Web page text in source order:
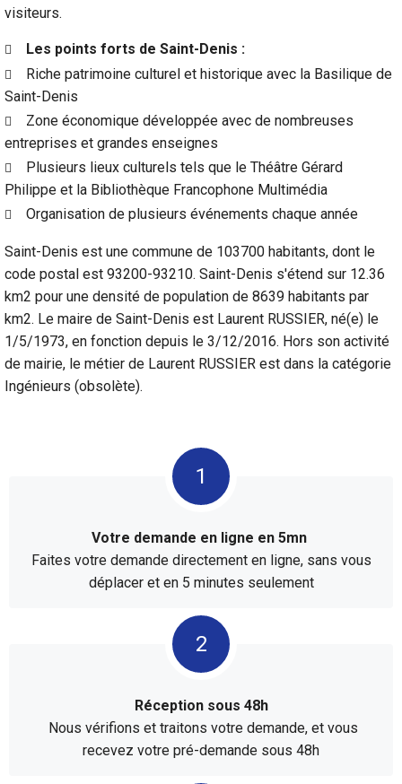
visiteurs.
Les points forts de Saint-Denis :
Riche patrimoine culturel et historique avec la Basilique de
Saint-Denis
Zone économique développée avec de nombreuses
entreprises et grandes enseignes
Plusieurs lieux culturels tels que le Théâtre Gérard
Philippe et la Bibliothèque Francophone Multimédia
Organisation de plusieurs événements chaque année
Saint-Denis est une commune de 103700 habitants, dont le
code postal est 93200-93210. Saint-Denis s'étend sur 12.36
km2 pour une densité de population de 8639 habitants par
km2. Le maire de Saint-Denis est Laurent RUSSIER, né(e) le
1/5/1973, en fonction depuis le 3/12/2016. Hors son activité
de mairie, le métier de Laurent RUSSIER est dans la catégorie
Ingénieurs (obsolète).
Votre demande en ligne en 5mn
Faites votre demande directement en ligne, sans vous
déplacer et en 5 minutes seulement
Réception sous 48h
Nous vérifions et traitons votre demande, et vous
recevez votre pré-demande sous 48h